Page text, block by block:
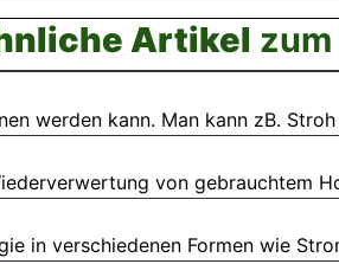
Artikel
werden kann. Man kann zB.
von gebrauchtem
in verschiedenen Formen wie